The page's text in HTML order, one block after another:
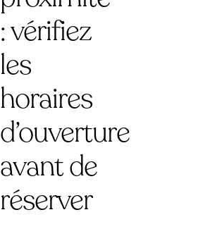
: vérifiez
les
horaires
d’ouverture
avant de
réserver